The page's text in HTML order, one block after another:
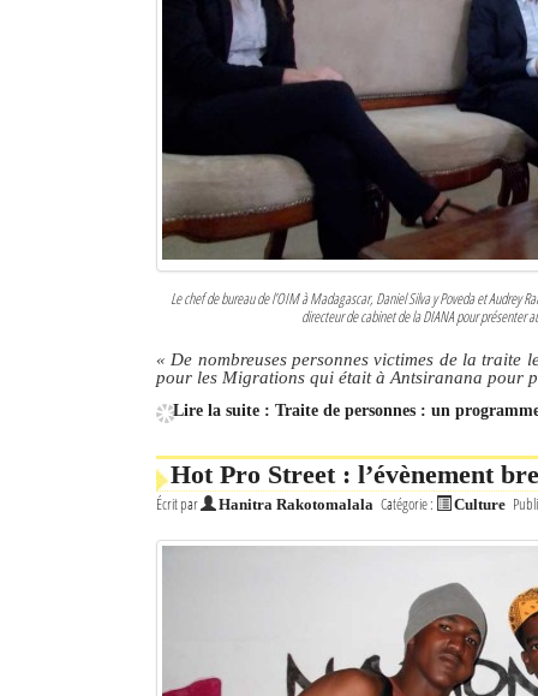
Le Nord de Madagascar
Le chef de bureau de l’OIM à Madagascar, Daniel Silva y Poveda et
directeur de cabinet de la DIANA pour présenter
« De nombreuses personnes victimes de la traite
pour les Migrations qui était à Antsiranana pour
Lire la suite : Traite de personnes : un
Hot Pro Street : l’évènement
Écrit par Hanitra Rakotomalala Catégorie : Culture